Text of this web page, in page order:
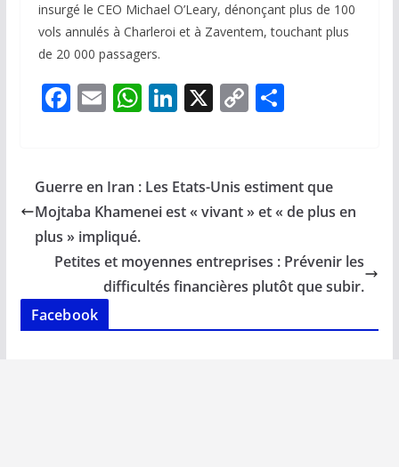
insurgé le CEO Michael O’Leary, dénonçant plus de 100
vols annulés à Charleroi et à Zaventem, touchant plus
de 20 000 passagers.
F
b
o
o
k
E
l
W
s
A
p
Li
e
dI
X C
y
Li
k
P
g
er
Guerre en Iran : Les Etats-Unis estiment que
Mojtaba Khamenei est « vivant » et « de plus en
plus » impliqué.
Petites et moyennes entreprises : Prévenir les
difficultés financières plutôt que subir.
Facebook